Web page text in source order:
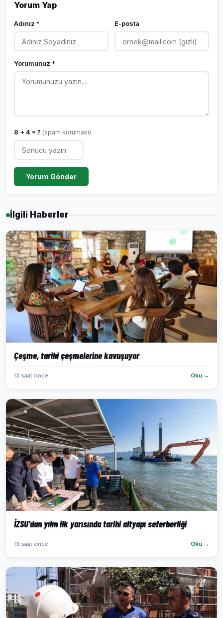
Yorum Yap
Adınız * E-posta
Yorumunuz *
8 + 4 = ? (spam koruması)
Yorum Gönder
İlgili Haberler
Çeşme, tarihi çeşmelerine kavuşuyor
13 saat önce Oku →
İZSU’dan yılın ilk yarısında tarihi altyapı seferberliği
13 saat önce Oku →